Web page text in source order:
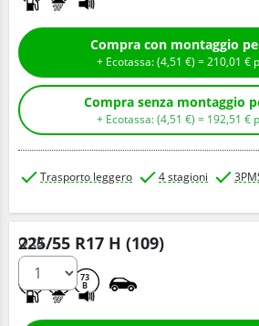
+ Ecotassa: (4,51 € ) =210,01 €
+ Ecotassa: (4,51 € ) = 192,51 €
Trasporto leggero 4 stagioni
225/55 R17 H (109)
73
B
Q.tà